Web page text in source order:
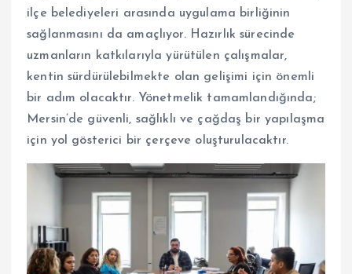
ilçe belediyeleri arasında uygulama birliğinin
sağlanmasını da amaçlıyor. Hazırlık sürecinde
uzmanların katkılarıyla yürütülen çalışmalar,
kentin sürdürülebilmekte olan gelişimi için önemli
bir adım olacaktır. Yönetmelik tamamlandığında;
Mersin’de güvenli, sağlıklı ve çağdaş bir yapılaşma
için yol gösterici bir çerçeve oluşturulacaktır.